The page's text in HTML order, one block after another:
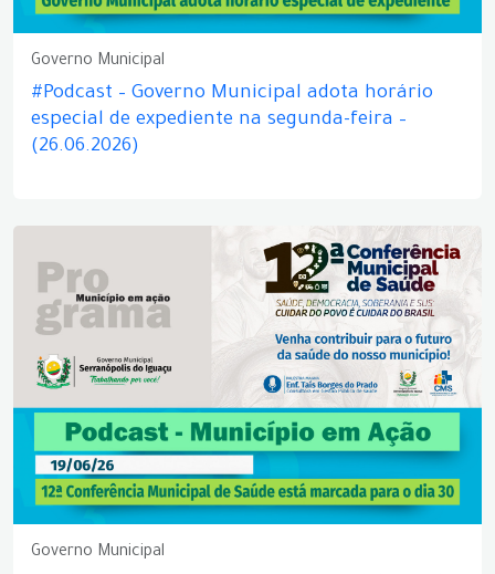
Governo Municipal
#Podcast – Governo Municipal adota horário
especial de expediente na segunda-feira –
(26.06.2026)
Governo Municipal